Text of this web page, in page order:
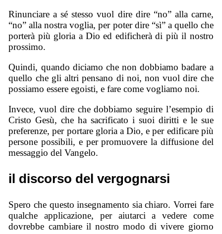
Rinunciare a sé stesso vuol dire dire “no” alla carne,
“no” alla nostra voglia, per poter dire “sì” a quello che
porterà più gloria a Dio ed edificherà di più il nostro
prossimo.
Quindi, quando diciamo che non dobbiamo badare a
quello che gli altri pensano di noi, non vuol dire che
possiamo essere egoisti, e fare come vogliamo noi.
Invece, vuol dire che dobbiamo seguire l’esempio di
Cristo Gesù, che ha sacrificato i suoi diritti e le sue
preferenze, per portare gloria a Dio, e per edificare più
persone possibili, e per promuovere la diffusione del
messaggio del Vangelo.
il discorso del vergognarsi
Spero che questo insegnamento sia chiaro. Vorrei fare
qualche applicazione, per aiutarci a vedere come
dovrebbe cambiare il nostro modo di vivere giorno